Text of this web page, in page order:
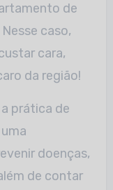
de
caso,
cara,
da região!
prática de
doenças,
de contar